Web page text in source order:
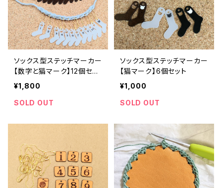
ソックス型ステッチマーカー
【数字と猫マーク】12個セッ
ト
¥1,800
SOLD OUT
ソックス型ステッチマーカー
【猫マーク】6個セット
¥1,000
SOLD OUT